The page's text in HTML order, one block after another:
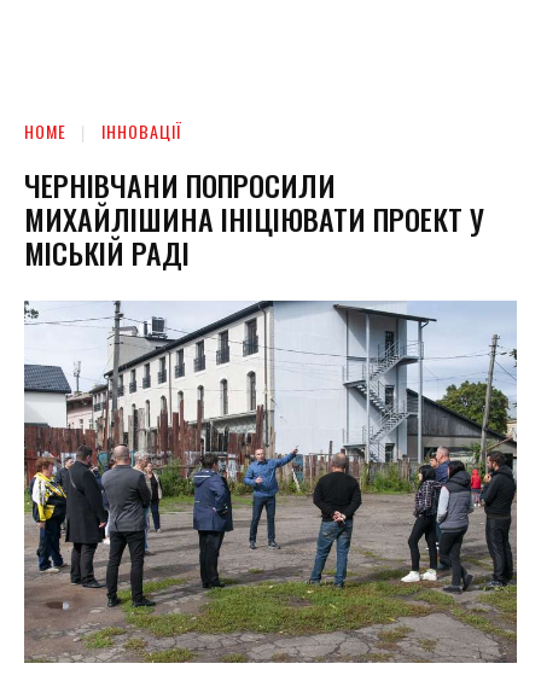
HOME ІННОВАЦІЇ
ЧЕРНІВЧАНИ ПОПРОСИЛИ
МИХАЙЛІШИНА ІНІЦІЮВАТИ ПРОЕКТ У
МІСЬКІЙ РАДІ